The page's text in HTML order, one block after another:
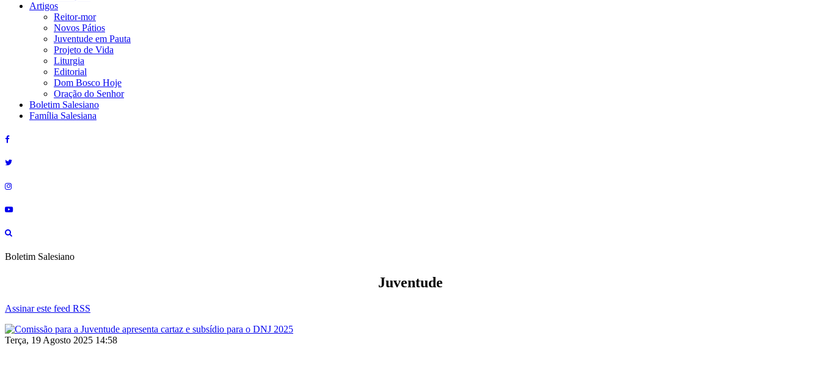
Artigos
Reitor-mor
Novos Pátios
Juventude em Pauta
Projeto de Vida
Liturgia
Editorial
Dom Bosco Hoje
Oração do Senhor
Boletim Salesiano
Família Salesiana
Boletim Salesiano
Juventude
Assinar este feed RSS
Terça, 19 Agosto 2025 14:58